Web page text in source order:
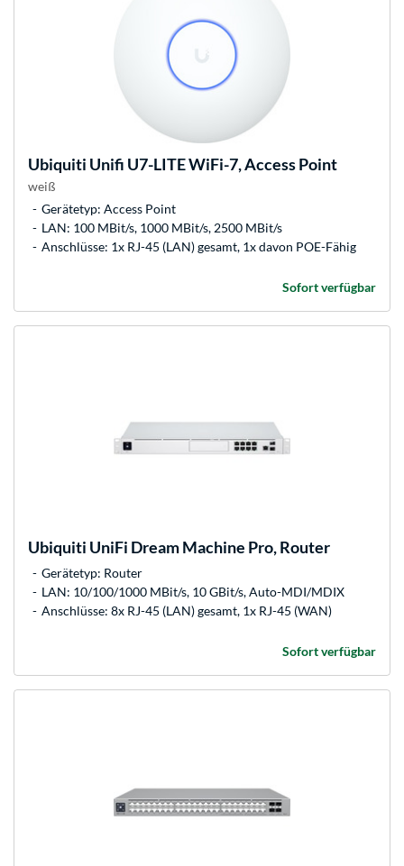
Ubiquiti Unifi U7-LITE WiFi-7, Access Point
weiß
Gerätetyp: Access Point
LAN: 100 MBit/s, 1000 MBit/s, 2500 MBit/s
Anschlüsse: 1x RJ-45 (LAN) gesamt, 1x davon POE-Fähig
Sofort verfügbar
Ubiquiti UniFi Dream Machine Pro, Router
Gerätetyp: Router
LAN: 10/100/1000 MBit/s, 10 GBit/s, Auto-MDI/MDIX
Anschlüsse: 8x RJ-45 (LAN) gesamt, 1x RJ-45 (WAN)
Sofort verfügbar